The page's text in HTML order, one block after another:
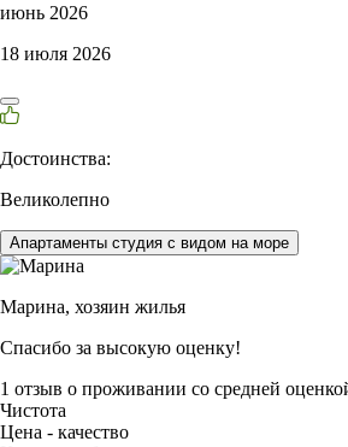
июнь 2026
18 июля 2026
Достоинства:
Великолепно
Апартаменты студия с видом на море
Марина, хозяин жилья
Спасибо за высокую оценку!
1 отзыв о проживании со средней
Чистота
Цена - качество